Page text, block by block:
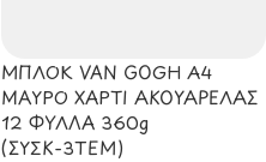
ΜΠΛΟΚ VAN GOGH Α4
ΜΑΥΡΟ ΧΑΡΤΙ ΑΚΟΥΑΡΕΛΑΣ
12 ΦΥΛΛΑ 360g
(ΣΥΣΚ-3TEM)